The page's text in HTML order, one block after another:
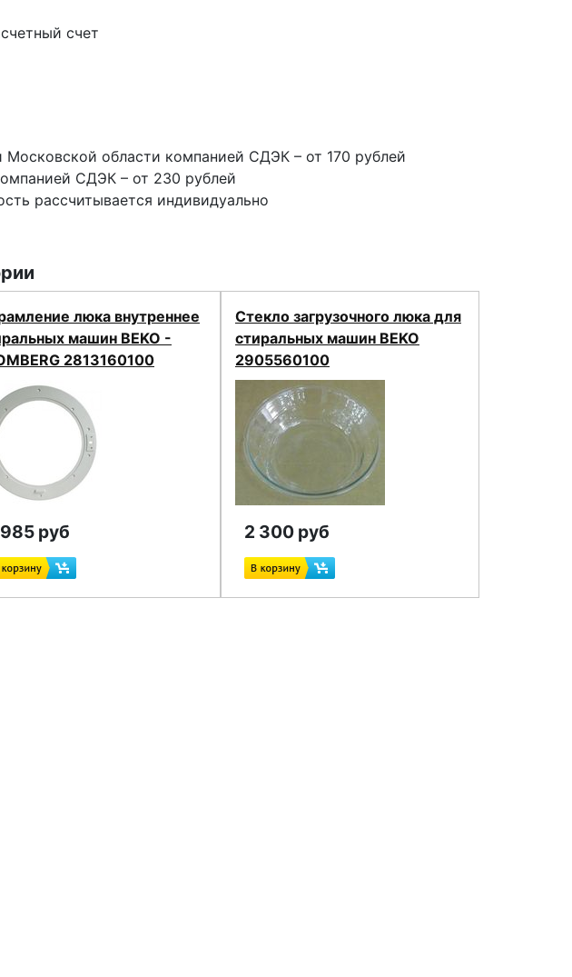
счет
Московской области компанией СДЭК – от 170 рублей
СДЭК – от 230 рублей
рассчитывается индивидуально
люка внутреннее
машин BEKO -
2813160100
руб
Стекло загрузочного люка для
стиральных машин BEKO
2905560100
2 300 руб